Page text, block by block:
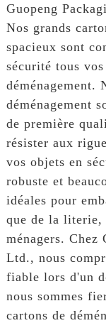
Guopeng
Nos grands
spacieux sont
sécurité tous
déménagement.
déménagement
de première
résister aux
vos objets en
robuste et
idéales pour
que de la literie,
ménagers. Chez
Ltd., nous
fiable lors d'un
nous sommes
cartons de